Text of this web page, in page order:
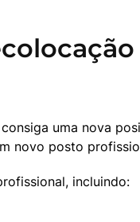
uma nova
novo posto
incluindo: